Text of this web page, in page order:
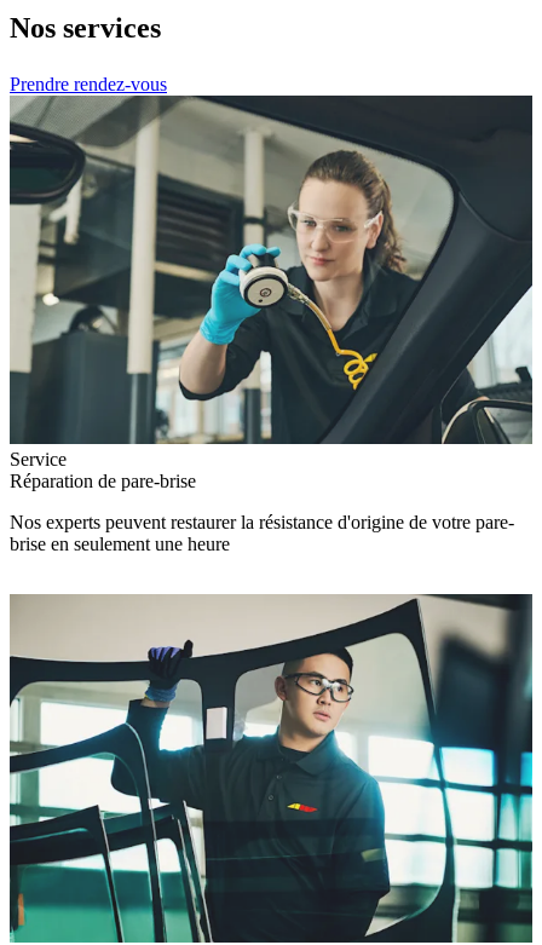
Nos services
Prendre rendez-vous
Service
Réparation de pare-brise
Nos experts peuvent restaurer la résistance d'origine de votre pare-
brise en seulement une heure